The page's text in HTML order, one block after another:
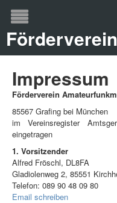
Impressum
Förderverein
85567 Grafing bei München
im Vereinsregister
eingetragen
1. Vorsitzender
Alfred Fröschl, DL8FA
Gladiolenweg 2, 85551
Telefon: 089 90 48 09 80
Email schreiben